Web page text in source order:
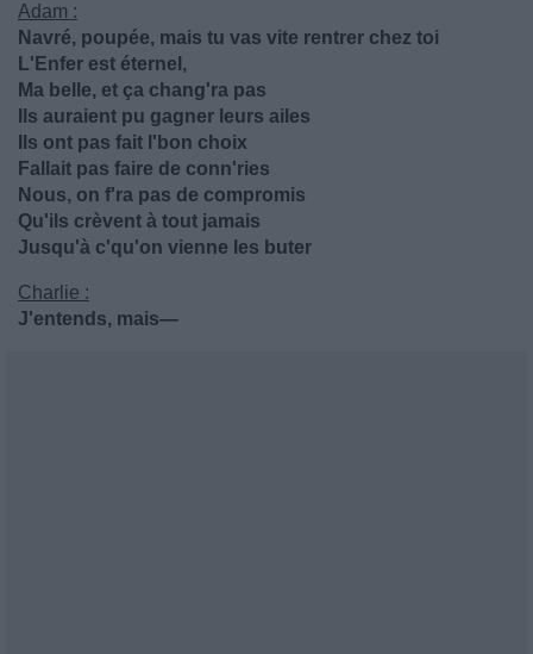
Adam :
Navré, poupée, mais tu vas vite rentrer chez toi
L'Enfer est éternel,
Ma belle, et ça chang'ra pas
Ils auraient pu gagner leurs ailes
Ils ont pas fait l'bon choix
Fallait pas faire de conn'ries
Nous, on f'ra pas de compromis
Qu'ils crèvent à tout jamais
Jusqu'à c'qu'on vienne les buter
Charlie :
J'entends, mais—